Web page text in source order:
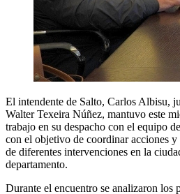
El intendente de Salto, Carlos Albisu,
Walter Texeira Núñez, mantuvo este
trabajo en su despacho con el equipo
con el objetivo de coordinar acciones
de diferentes intervenciones en la
departamento.
Durante el encuentro se analizaron los